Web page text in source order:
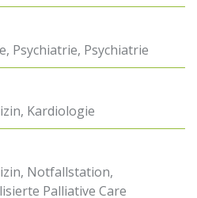
Psychiatrie, Psychiatrie
Kardiologie
Notfallstation,
Palliative Care